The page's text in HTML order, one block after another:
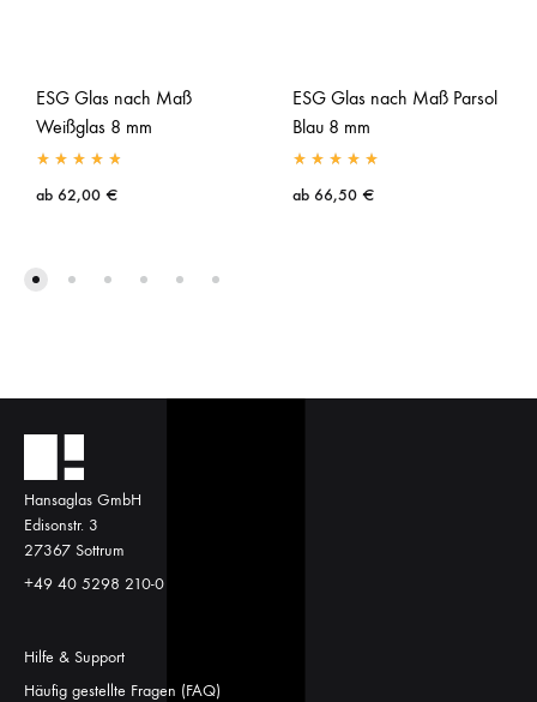
ESG Glas nach Maß
Weißglas 8 mm
ab 62,00 €
ESG Glas nach Maß Parsol
Blau 8 mm
ab 66,50 €
Hansaglas GmbH
Edisonstr. 3
27367 Sottrum
+49 40 5298 210-0
Hilfe & Support
Häufig gestellte Fragen (FAQ)